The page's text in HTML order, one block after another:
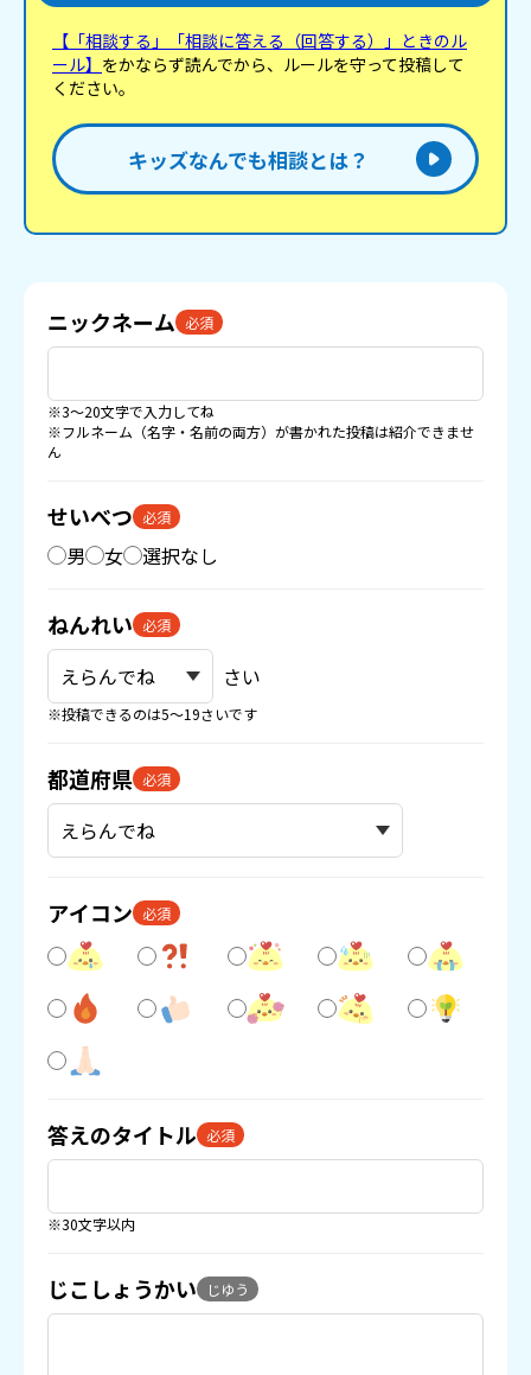
【「相談する」「相談に答える（回答する）」ときのル
ール】 をかならず読んでから、ルールを守って投稿して
ください。
キッズなんでも相談とは？
ニックネーム 必須
※3〜20文字で入力してね
※フルネーム（名字・名前の両方）が書かれた投稿は紹介できませ
ん
せいべつ 必須
男 女 選択なし
ねんれい 必須
さい
※投稿できるのは5〜19さいです
都道府県 必須
アイコン 必須
答えのタイトル 必須
※30文字以内
じこしょうかい じゆう